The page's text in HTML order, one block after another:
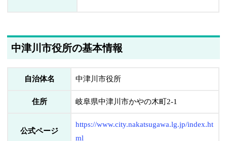
中津川市役所の基本情報
自治体名 中津川市役所
住所 岐阜県中津川市かやの木町2-1
公式ページ
https://www.city.nakatsugawa.lg.jp/index.ht
ml